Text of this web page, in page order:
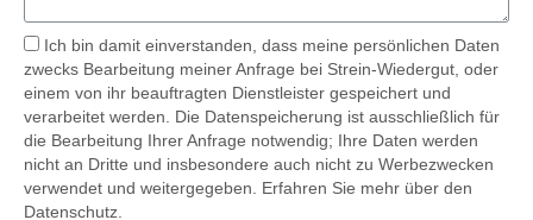
Ich bin damit einverstanden, dass meine persönlichen Daten
zwecks Bearbeitung meiner Anfrage bei Strein-Wiedergut, oder
einem von ihr beauftragten Dienstleister gespeichert und
verarbeitet werden. Die Datenspeicherung ist ausschließlich für
die Bearbeitung Ihrer Anfrage notwendig; Ihre Daten werden
nicht an Dritte und insbesondere auch nicht zu Werbezwecken
verwendet und weitergegeben. Erfahren Sie mehr über den
Datenschutz.